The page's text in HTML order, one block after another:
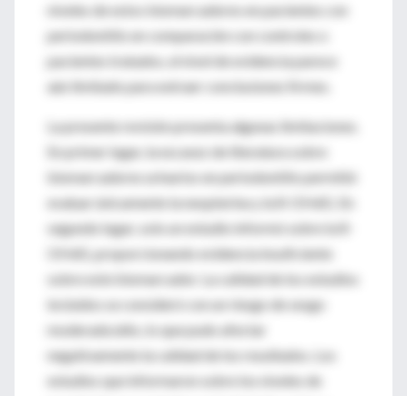
niveles de estos biomarcadores en pacientes con
periodontitis en comparación con controles o
pacientes tratados, el nivel de evidencia parece
aún limitado para extraer conclusiones firmes.
La presente revisión presenta algunas limitaciones.
En primer lugar, la escasez de literatura sobre
biomarcadores urinarios en periodontitis permitió
evaluar únicamente la neopterina y la 8-OHdG. En
segundo lugar, solo un estudio informó sobre la 8-
OHdG, proporcionando evidencia insuficiente
sobre este biomarcador. La calidad de los estudios
incluidos se consideró con un riesgo de sesgo
moderado/alto, lo que pudo afectar
negativamente la calidad de los resultados. Los
estudios que informaron sobre los niveles de